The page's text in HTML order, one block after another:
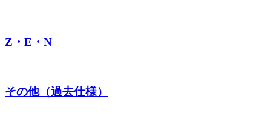
Z・E・N
その他（過去仕様）